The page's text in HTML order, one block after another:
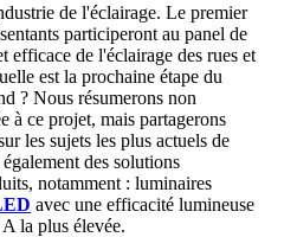
de l'éclairage. Le premier
participeront au panel de
efficace de l'éclairage des rues et
est la prochaine étape du
? Nous résumerons non
à ce projet, mais partagerons
les sujets les plus actuels de
des solutions
notamment : luminaires
avec une efficacité lumineuse
la plus élevée.